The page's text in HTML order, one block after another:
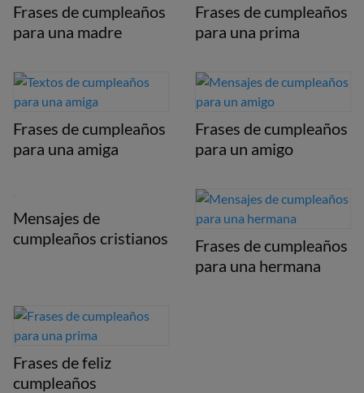
Frases de cumpleaños
para una madre
Frases de cumpleaños
para una prima
Frases de cumpleaños
para una amiga
Frases de cumpleaños
para un amigo
Mensajes de
cumpleaños cristianos
Frases de cumpleaños
para una hermana
Frases de feliz
cumpleaños